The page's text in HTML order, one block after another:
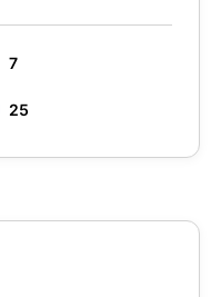
7
25